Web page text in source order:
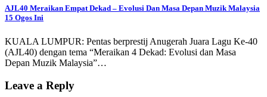
AJL40 Meraikan Empat Dekad – Evolusi Dan Masa Depan Muzik Malaysia
15 Ogos Ini
KUALA LUMPUR: Pentas berprestij Anugerah Juara Lagu Ke-40
(AJL40) dengan tema “Meraikan 4 Dekad: Evolusi dan Masa
Depan Muzik Malaysia”…
Leave a Reply